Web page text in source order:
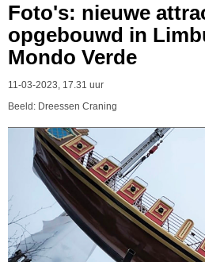
Foto's: nieuwe
opgebouwd in
Mondo Verde
11-03-2023, 17.31 uur
Beeld: Dreessen Craning